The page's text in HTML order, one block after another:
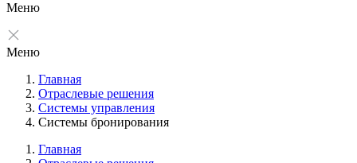
Меню
Меню
Главная
Отраслевые решения
Системы управления
Системы бронирования
Главная